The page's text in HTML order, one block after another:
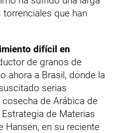
que han
difícil en
de granos de
ahora a Brasil, donde la
serias
de Arábica de
de Materias
Hansen, en su reciente